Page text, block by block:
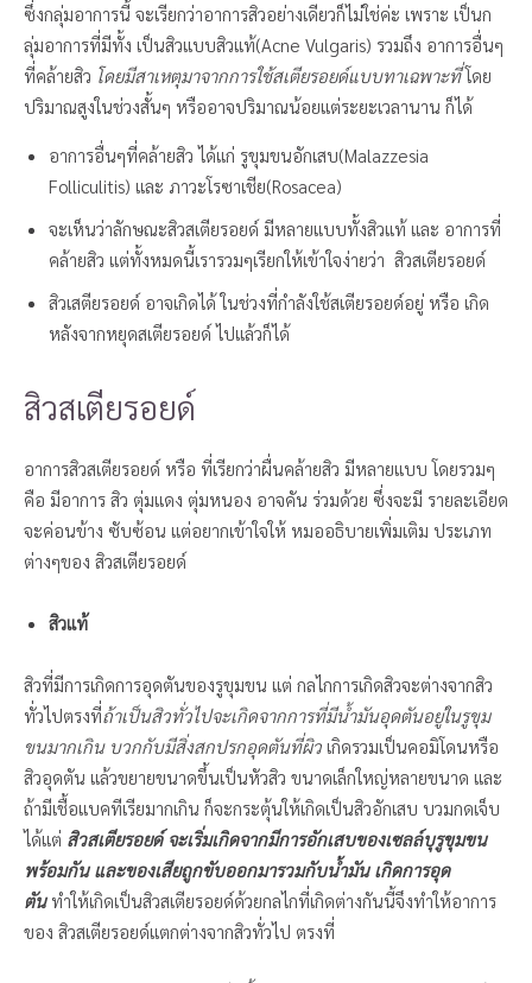
ซึ่งกลุ่มอาการนี้ จะเรียกว่าอาการสิวอย่างเดียวก็ไม่ใช่ค่ะ เพราะ เป็นก
ลุ่มอาการที่มีทั้ง เป็นสิวแบบสิวแท้(Acne Vulgaris) รวมถึง อาการอื่นๆ
ที่คล้ายสิว โดยมีสาเหตุมาจากการใช้สเตียรอยด์แบบทาเฉพาะที่โดย
ปริมาณสูงในช่วงสั้นๆ หรืออาจปริมาณน้อยแต่ระยะเวลานาน ก็ได้
อาการอื่นๆที่คล้ายสิว ได้แก่ รูขุมขนอักเสบ(Malazzesia
Folliculitis) และ ภาวะโรซาเชีย(Rosacea)
จะเห็นว่าลักษณะสิวสเตียรอยด์ มีหลายแบบทั้งสิวแท้ และ อาการที่
คล้ายสิว แต่ทั้งหมดนี้เรารวมๆเรียกให้เข้าใจง่ายว่า สิวสเตียรอยด์
สิวเสตียรอยด์ อาจเกิดได้ ในช่วงที่กำลังใช้สเตียรอยด์อยู่ หรือ เกิด
หลังจากหยุดสเตียรอยด์ ไปแล้วก็ได้
สิวสเตียรอยด์
อาการสิวสเตียรอยด์ หรือ ที่เรียกว่าผื่นคล้ายสิว มีหลายแบบ โดยรวมๆ
คือ มีอาการ สิว ตุ่มแดง ตุ่มหนอง อาจคัน ร่วมด้วย ซึ่งจะมี รายละเอียด
จะค่อนข้าง ซับซ้อน แต่อยากเข้าใจให้ หมออธิบายเพิ่มเติม ประเภท
ต่างๆของ สิวสเตียรอยด์
สิวแท้
สิวที่มีการเกิดการอุดตันของรูขุมขน แต่ กลไกการเกิดสิวจะต่างจากสิว
ทั่วไปตรงที่ถ้าเป็นสิวทั่วไปจะเกิดจากการที่มีน้ำมันอุดตันอยู่ในรูขุม
ขนมากเกิน บวกกับมีสิ่งสกปรกอุดตันที่ผิว เกิดรวมเป็นคอมิโดนหรือ
สิวอุดตัน แล้วขยายขนาดขึ้นเป็นหัวสิว ขนาดเล็กใหญ่หลายขนาด และ
ถ้ามีเชื้อแบคทีเรียมากเกิน ก็จะกระตุ้นให้เกิดเป็นสิวอักเสบ บวมกดเจ็บ
ได้แต่ สิวสเตียรอยด์ จะเริ่มเกิดจากมีการอักเสบของเซลล์บุรูขุมขน
พร้อมกัน และของเสียถูกขับออกมารวมกับน้ำมัน เกิดการอุด
ตันทำให้เกิดเป็นสิวสเตียรอยด์ด้วยกลไกที่เกิดต่างกันนี้จึงทำให้อาการ
ของ สิวสเตียรอยด์แตกต่างจากสิวทั่วไป ตรงที่